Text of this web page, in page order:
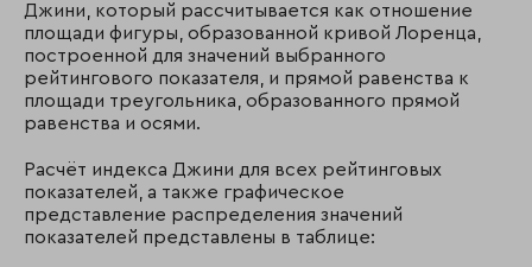
Джини, который рассчитывается как отношение
площади фигуры, образованной кривой Лоренца,
построенной для значений выбранного
рейтингового показателя, и прямой равенства к
площади треугольника, образованного прямой
равенства и осями.
Расчёт индекса Джини для всех рейтинговых
показателей, а также графическое
представление распределения значений
показателей представлены в таблице: